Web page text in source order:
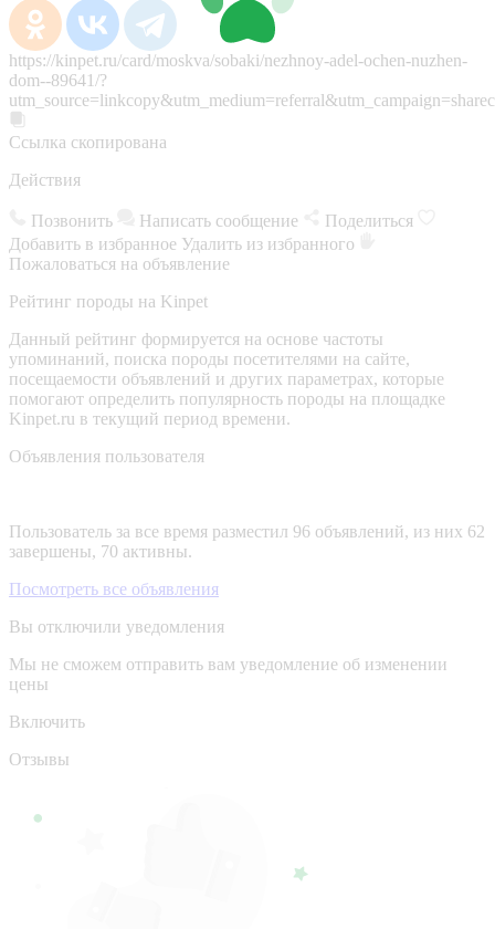
https://kinpet.ru/card/moskva/sobaki/nezhnoy-adel-ochen-nuzhen-
dom--89641/?
Ссылка скопирована
Действия
Позвонить Написать сообщение
Поделиться
Добавить в избранное Удалить из избранного
Пожаловаться на объявление
Рейтинг породы на Kinpet
Данный рейтинг формируется на основе частоты
упоминаний, поиска породы посетителями на сайте,
посещаемости объявлений и других параметрах, которые
помогают определить популярность породы на площадке
Kinpet.ru в текущий период времени.
Объявления пользователя
Пользователь за все время разместил 96 объявлений, из них 62
завершены, 70 активны.
Посмотреть все объявления
Вы отключили уведомления
Мы не сможем отправить вам уведомление об изменении
цены
Включить
Отзывы